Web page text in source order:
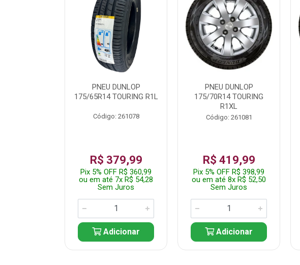
PNEU DUNLOP
175/65R14 TOURING R1L
Código: 261078
R$ 379,99
Pix 5% OFF R$ 360,99
ou em até 7x R$ 54,28
Sem Juros
Adicionar
PNEU DUNLOP
175/70R14 TOURING
R1XL
Código: 261081
R$ 419,99
Pix 5% OFF R$ 398,99
ou em até 8x R$ 52,50
Sem Juros
Adicionar